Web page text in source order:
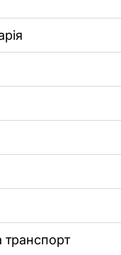
транспорт